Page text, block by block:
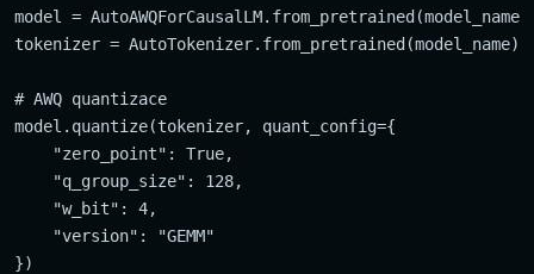
model = AutoAWQForCausalLM.from_pretrained(model_name)
tokenizer = AutoTokenizer.from_pretrained(model_name)
# AWQ quantizace
model.quantize(tokenizer, quant_config={
    "zero_point": True,
    "q_group_size": 128,
    "w_bit": 4,
    "version": "GEMM"
})